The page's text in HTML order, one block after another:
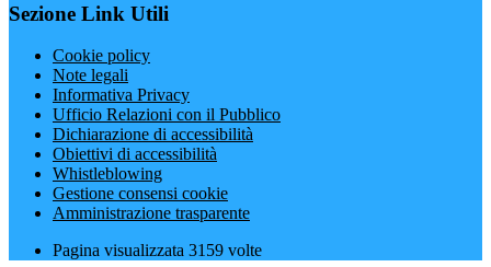
Sezione Link Utili
Cookie policy
Note legali
Informativa Privacy
Ufficio Relazioni con il Pubblico
Dichiarazione di accessibilità
Obiettivi di accessibilità
Whistleblowing
Gestione consensi cookie
Amministrazione trasparente
Pagina visualizzata 3159 volte